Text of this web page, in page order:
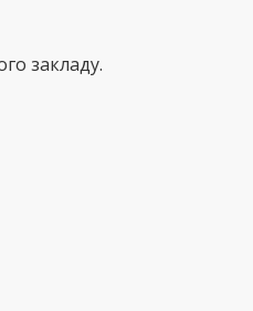
закладу.